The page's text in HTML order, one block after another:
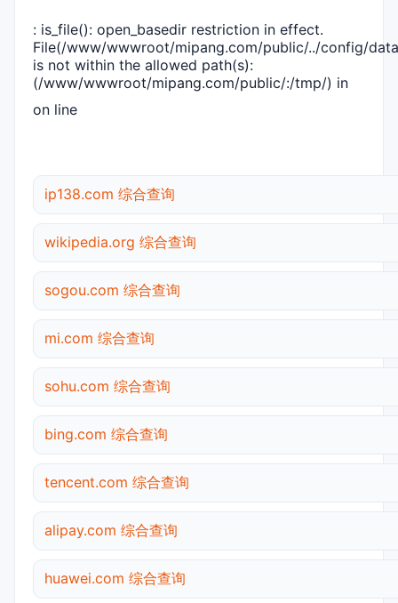
: is_file(): open_basedir restriction in effect.
File(/www/wwwroot/mipang.com/public/../config/
is not within the allowed path(s):
(/www/wwwroot/mipang.com/public/:/tmp/) in
on line
ip138.com 综合查询
wikipedia.org 综合查询
sogou.com 综合查询
mi.com 综合查询
sohu.com 综合查询
bing.com 综合查询
tencent.com 综合查询
alipay.com 综合查询
huawei.com 综合查询